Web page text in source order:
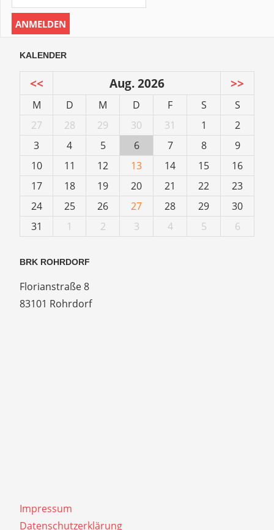
KALENDER
<< Aug. 2026 >>
M D M D F S
S
27
28 29 30 31 1
2
3
4 5 6 7 8
9
10
11 12 13 14 15
16
17
18 19 20 21 22
23
24
25 26 27 28 29
30
31
1 2 3 4 5 6
BRK ROHRDORF
Florianstraße 8
83101 Rohrdorf
Impressum
Datenschutzerklärung